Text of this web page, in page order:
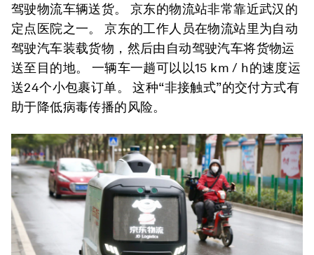
驾驶物流车辆送货。 京东的物流站非常靠近武汉的
定点医院之一。 京东的工作人员在物流站里为自动
驾驶汽车装载货物，然后由自动驾驶汽车将货物运
送至目的地。 一辆车一趟可以以15 km / h的速度运
送24个小包裹订单。 这种“非接触式”的交付方式有
助于降低病毒传播的风险。